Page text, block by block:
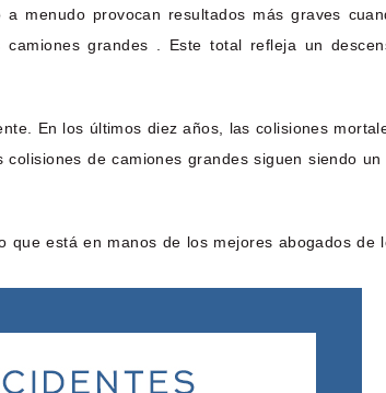
menudo provocan resultados más graves
grandes . Este total refleja un
En los últimos diez años, las colisiones
de camiones grandes siguen siendo
que está en manos de los mejores abogados de